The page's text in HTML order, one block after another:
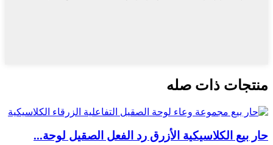
منتجات ذات صله
حار بيع الكلاسيكية الأزرق رد الفعل الصقيل لوحة...